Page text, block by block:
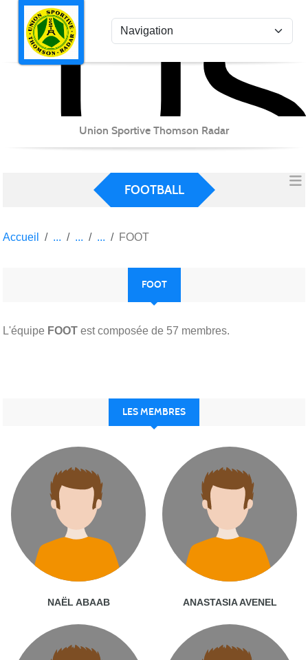
Union Sportive Thomson Radar
FOOTBALL
Accueil FOOT
FOOT
L'équipe FOOT est composée de 57 membres.
LES MEMBRES
NAËL ABAAB ANASTASIA AVENEL
Panneau de gestion des cookies